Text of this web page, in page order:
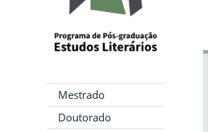
Mestrado
Doutorado